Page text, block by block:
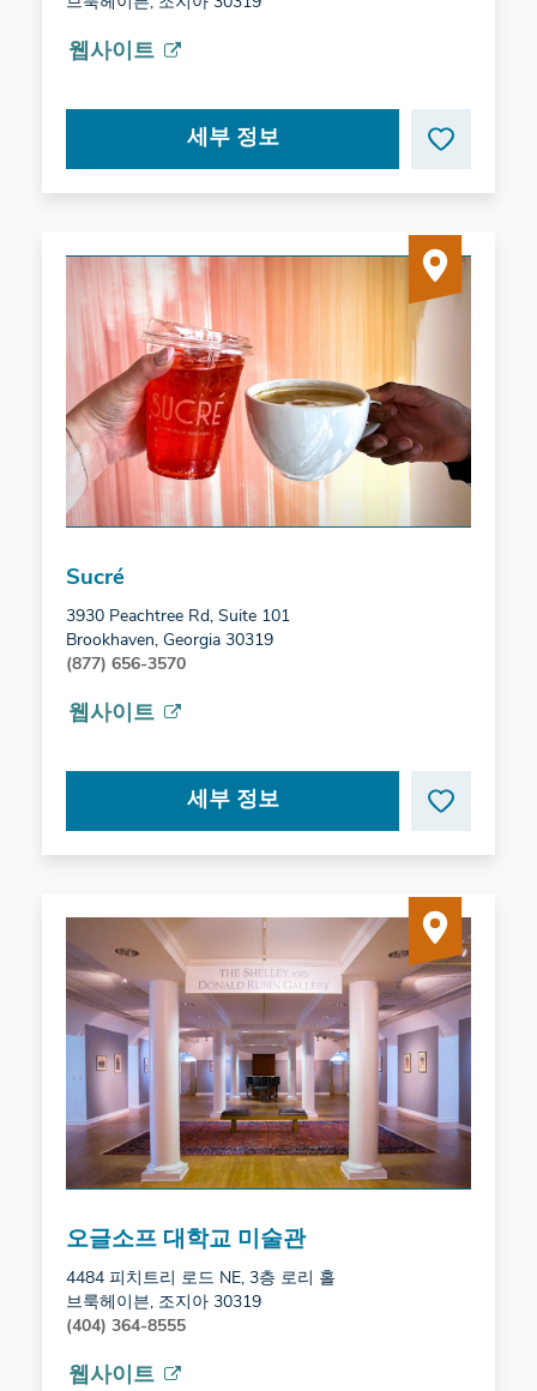
웹사이트
세부 정보
Sucré
3930 Peachtree Rd, Suite 101
Brookhaven, Georgia 30319
(877) 656-3570
웹사이트
세부 정보
오글소프 대학교 미술관
4484 피치트리 로드 NE, 3층 로리 홀
브룩헤이븐, 조지아 30319
(404) 364-8555
웹사이트